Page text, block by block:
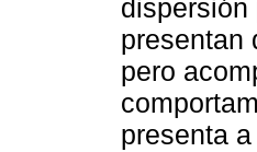
presentan
pero
presenta